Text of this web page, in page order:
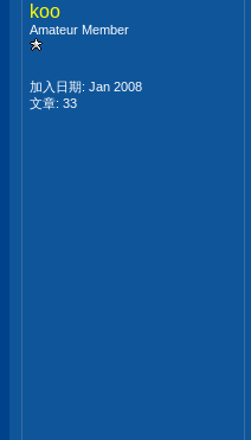
koo
Amateur Member
加入日期: Jan 2008
文章: 33